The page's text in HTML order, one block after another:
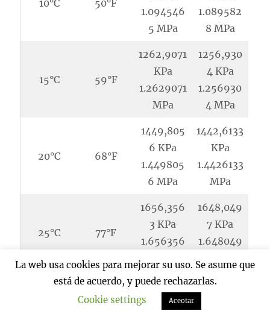
10°C 50°F
1.094546
5 MPa
1.089582
8 MPa
15°C 59°F
1262,9071
KPa
1.2629071
MPa
1256,930
4 KPa
1.256930
4 MPa
20°C 68°F
1449,805
6 KPa
1.449805
6 MPa
1442,6133
KPa
1.4426133
MPa
25°C 77°F
1656,356
3 KPa
1.656356
1648,049
7 KPa
1.648049
1883,9774
KPa
1874,252
La web usa cookies para mejorar su uso. Se asume que
está de acuerdo, y puede rechazarlas.
Cookie settings
Aceotar